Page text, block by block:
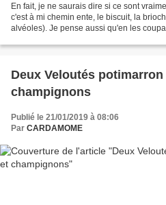
En fait, je ne saurais dire si ce sont
c'est à mi chemin ente, le biscuit, la
alvéoles). Je pense aussi qu'en les
Deux Veloutés
champignons
Publié le 21/01/2019 à 08:06
Par CARDAMOME